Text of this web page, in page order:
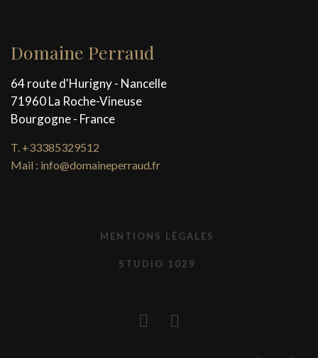
Domaine Perraud
64 route d'Hurigny - Nancelle
71960 La Roche-Vineuse
Bourgogne - France
T. +33385329512
Mail : info@domaineperraud.fr
MENTIONS LÉGALES
STUDIO 1029